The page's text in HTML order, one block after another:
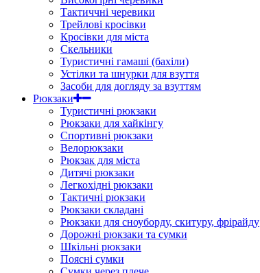
Тактиччні черевики
Трейлові кросівки
Кросівки для міста
Скельники
Туристичні гамаші (бахіли)
Устілки та шнурки для взуття
Засоби для догляду за взуттям
Рюкзаки
Туристичні рюкзаки
Рюкзаки для хайкінгу
Спортивні рюкзаки
Велорюкзаки
Рюкзак для міста
Дитячі рюкзаки
Легкохідні рюкзаки
Тактичні рюкзаки
Рюкзаки складані
Рюкзаки для сноуборду, скитуру, фрірайду
Дорожні рюкзаки та сумки
Шкільні рюкзаки
Поясні сумки